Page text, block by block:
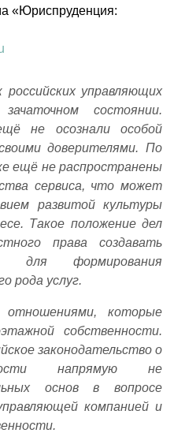
«Юриспруденция:
управляющих
состоянии.
не осознали особой
доверителями. По
ещё не распространены
сервиса, что может
развитой культуры
Такое положение дел
права создавать
для формирования
рода услуг.
которые
собственности.
законодательство о
напрямую не
основ в вопросе
компанией и